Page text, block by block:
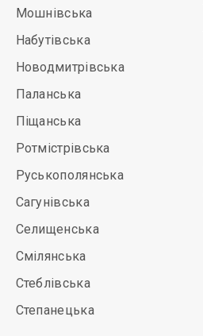
Мошнівська
Набутівська
Новодмитрівська
Паланська
Піщанська
Ротмістрівська
Руськополянська
Сагунівська
Селищенська
Смілянська
Стеблівська
Степанецька